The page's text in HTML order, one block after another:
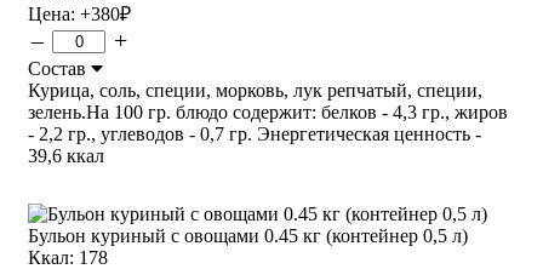
Цена: +380₽
– +
Состав
Курица, соль, специи, морковь, лук репчатый, специи,
зелень.На 100 гр. блюдо содержит: белков - 4,3 гр., жиров
- 2,2 гр., углеводов - 0,7 гр. Энергетическая ценность -
39,6 ккал
Бульон куриный с овощами 0.45 кг (контейнер 0,5 л)
Ккал: 178